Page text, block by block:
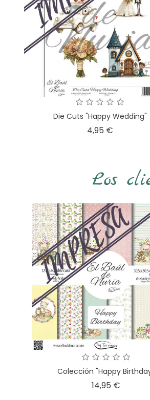
Die Cuts "Happy Wedding"
4,95 €Precio
Los
Colección "Happy
14,95 €Precio